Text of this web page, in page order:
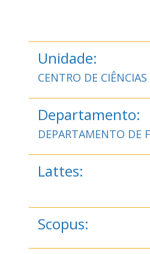
Unidade:
CENTRO DE
Departamento:
DEPARTAMENTO DE
Lattes:
Scopus: